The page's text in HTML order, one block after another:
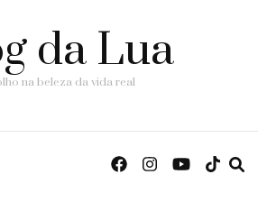
da Lua
na beleza da vida real